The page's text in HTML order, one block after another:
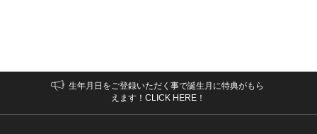
生年月日をご登録いただく事で誕生月に特典がもら
えます！CLICK HERE！